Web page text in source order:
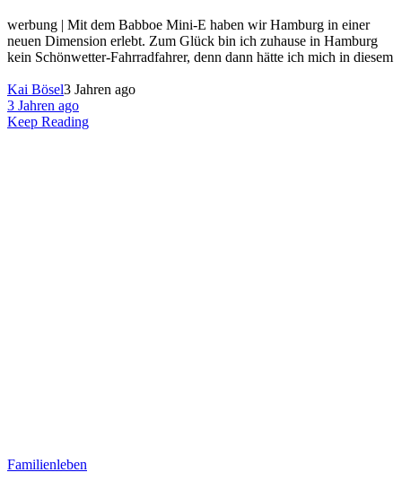
werbung | Mit dem Babboe Mini-E haben wir Hamburg in einer
neuen Dimension erlebt. Zum Glück bin ich zuhause in Hamburg
kein Schönwetter-Fahrradfahrer, denn dann hätte ich mich in diesem
Kai Bösel3 Jahren ago
3 Jahren ago
Keep Reading
Familienleben